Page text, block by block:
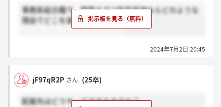
事務系総合職で、関電大ガス阪急阪神ならどのような
理由でどこを選択しますか？？
2024年7月2日 20:45
jF97qR2P さん (25卒)
配属先はどうやって決まりますか？